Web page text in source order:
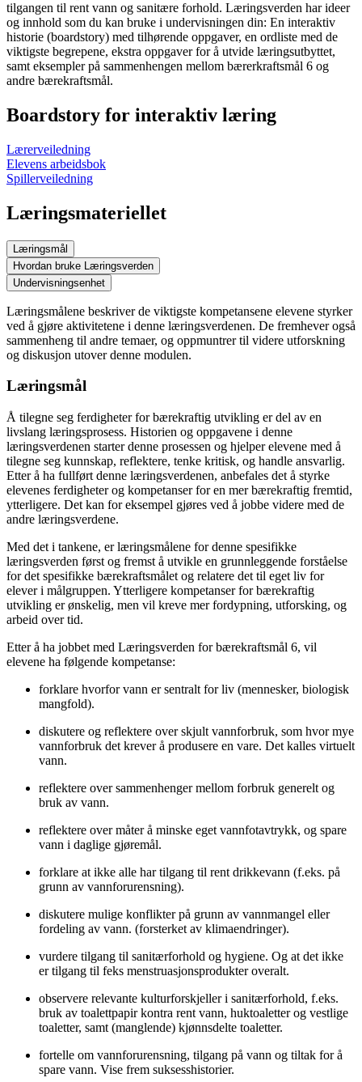
tilgangen til rent vann og sanitære forhold. Læringsverden har ideer
og innhold som du kan bruke i undervisningen din: En interaktiv
historie (boardstory) med tilhørende oppgaver, en ordliste med de
viktigste begrepene, ekstra oppgaver for å utvide læringsutbyttet,
samt eksempler på sammenhengen mellom bærerkraftsmål 6 og
andre bærekraftsmål.
Boardstory for interaktiv læring
Lærerveiledning
Elevens arbeidsbok
Spillerveiledning
Læringsmateriellet
Læringsmål
Hvordan bruke Læringsverden
Undervisningsenhet
Læringsmålene beskriver de viktigste kompetansene elevene styrker
ved å gjøre aktivitetene i denne læringsverdenen. De fremhever også
sammenheng til andre temaer, og oppmuntrer til videre utforskning
og diskusjon utover denne modulen.
Læringsmål
Å tilegne seg ferdigheter for bærekraftig utvikling er del av en
livslang læringsprosess. Historien og oppgavene i denne
læringsverdenen starter denne prosessen og hjelper elevene med å
tilegne seg kunnskap, reflektere, tenke kritisk, og handle ansvarlig.
Etter å ha fullført denne læringsverdenen, anbefales det å styrke
elevenes ferdigheter og kompetanser for en mer bærekraftig fremtid,
ytterligere. Det kan for eksempel gjøres ved å jobbe videre med de
andre læringsverdene.
Med det i tankene, er læringsmålene for denne spesifikke
læringsverden først og fremst å utvikle en grunnleggende forståelse
for det spesifikke bærekraftsmålet og relatere det til eget liv for
elever i målgruppen. Ytterligere kompetanser for bærekraftig
utvikling er ønskelig, men vil kreve mer fordypning, utforsking, og
arbeid over tid.
Etter å ha jobbet med Læringsverden for bærekraftsmål 6, vil
elevene ha følgende kompetanse:
forklare hvorfor vann er sentralt for liv (mennesker, biologisk
mangfold).
diskutere og reflektere over skjult vannforbruk, som hvor mye
vannforbruk det krever å produsere en vare. Det kalles virtuelt
vann.
reflektere over sammenhenger mellom forbruk generelt og
bruk av vann.
reflektere over måter å minske eget vannfotavtrykk, og spare
vann i daglige gjøremål.
forklare at ikke alle har tilgang til rent drikkevann (f.eks. på
grunn av vannforurensning).
diskutere mulige konflikter på grunn av vannmangel eller
fordeling av vann. (forsterket av klimaendringer).
vurdere tilgang til sanitærforhold og hygiene. Og at det ikke
er tilgang til feks menstruasjonsprodukter overalt.
observere relevante kulturforskjeller i sanitærforhold, f.eks.
bruk av toalettpapir kontra rent vann, huktoaletter og vestlige
toaletter, samt (manglende) kjønnsdelte toaletter.
fortelle om vannforurensning, tilgang på vann og tiltak for å
spare vann. Vise frem suksesshistorier.